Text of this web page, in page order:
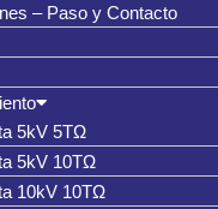
– Paso y Contacto
5kV 5TΩ
5kV 10TΩ
10kV 10TΩ